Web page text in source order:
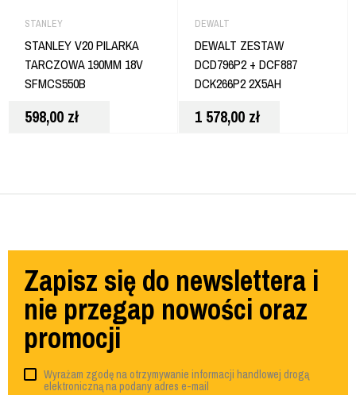
STANLEY
STANLEY V20 PILARKA
TARCZOWA 190MM 18V
SFMCS550B
598,00 zł
DEWALT
DEWALT ZESTAW
DCD796P2 + DCF887
DCK266P2 2X5AH
1 578,00 zł
Zapisz się do newslettera i
nie przegap nowości oraz
promocji
Wyrażam zgodę na otrzymywanie informacji handlowej drogą
elektroniczną na podany adres e-mail